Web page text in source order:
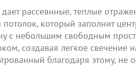
рассеянные, теплые
который заполнит
с небольшим свободным
создавая легкое свечение
благодаря этому, не